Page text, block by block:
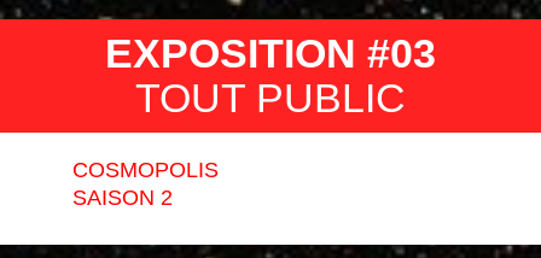
EXPOSITION #03
TOUT PUBLIC
COSMOPOLIS
SAISON 2